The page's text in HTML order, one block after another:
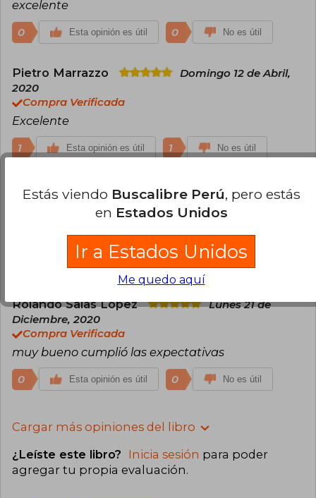
excelente
0 Esta opinión es útil 0 No es útil
Pietro Marrazzo
Domingo 12 de Abril,
2020
Compra Verificada
Excelente
1 Esta opinión es útil 1 No es útil
Carolina Quintanal
Jueves 21 de Mayo,
Compra Verificada
Muy bueno
Rolando Salas Lopez
Lunes 21 de
Diciembre, 2020
Compra Verificada
muy bueno cumplió las expectativas
0 Esta opinión es útil 0 No es útil
Cargar más opiniones del libro
¿Leíste este libro? Inicia sesión para poder
agregar tu propia evaluación.
Estás viendo Buscalibre Perú, pero estás
en Estados Unidos
Ir a Estados Unidos
Me quedo aquí